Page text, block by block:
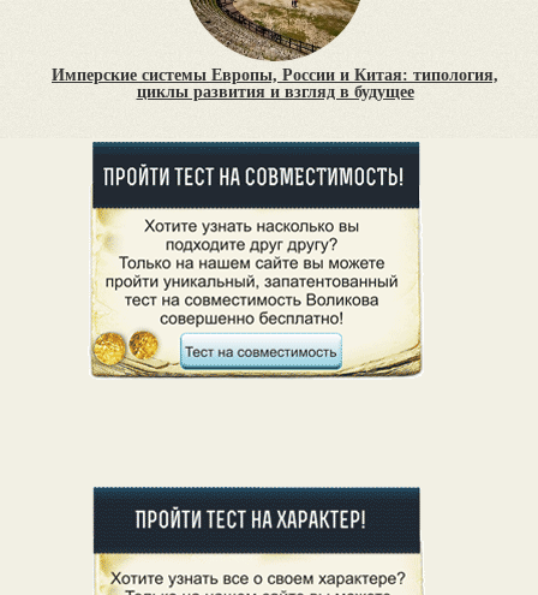
Имперские системы Европы, России и Китая: типология,
циклы развития и взгляд в будущее